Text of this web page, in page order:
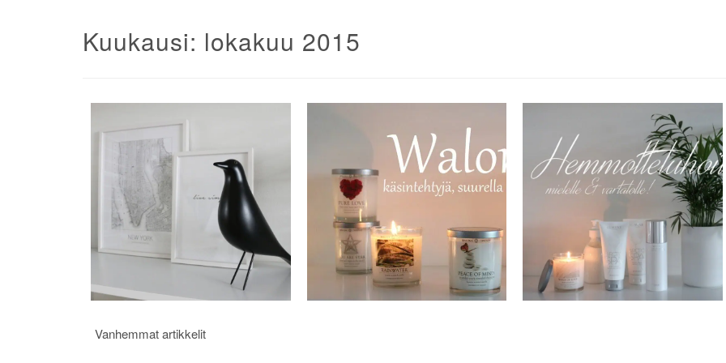
Kuukausi: lokakuu 2015
Artikkelien
Vanhemmat artikkelit